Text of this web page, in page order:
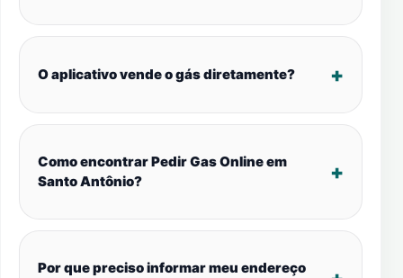
O aplicativo vende o gás diretamente?
Como encontrar Pedir Gas Online em
Santo Antônio?
Por que preciso informar meu endereço